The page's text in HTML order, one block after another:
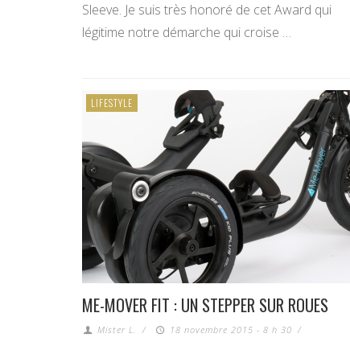
Sleeve. Je suis très honoré de cet Award qui
légitime notre démarche qui croise …
LIFESTYLE
ME-MOVER FIT : UN STEPPER SUR ROUES
Mister L. / 18 novembre 2015 - 8 h 30 /